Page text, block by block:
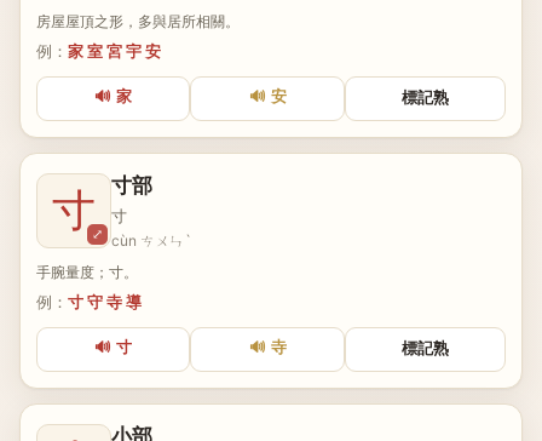
房屋屋頂之形，多與居所相關。
例： 家 室 宮 宇 安
🔊 家 🔊 安 標記熟
寸⤢
寸部
寸
cùn ㄘㄨㄣˋ
手腕量度；寸。
例： 寸 守 寺 導
🔊 寸 🔊 寺 標記熟
小部